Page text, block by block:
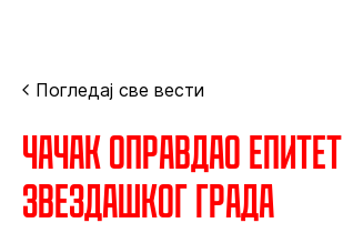
Погледај све вести
Чачак оправдао епитет
звездашког града